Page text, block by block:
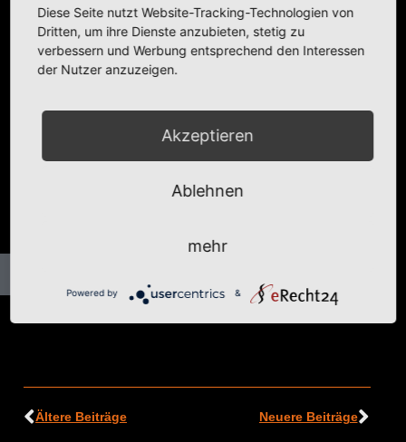
Drü­be­cker Impressionen
Kategorie:Drübeck im Harz,Fotobeiträge,Urlaub
Ältere Beiträge Neuere Beiträge
Diese Seite nutzt Website-Tracking-Technologien von
Dritten, um ihre Dienste anzubieten, stetig zu
verbessern und Werbung entsprechend den Interessen
der Nutzer anzuzeigen.
Akzeptieren
Ablehnen
mehr
Powered by &